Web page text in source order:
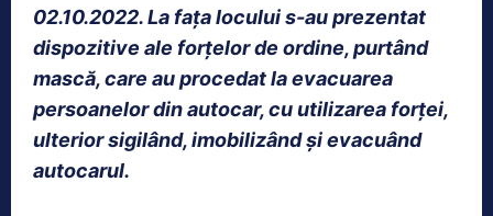
02.10.2022. La faţa locului s-au prezentat
dispozitive ale forţelor de ordine, purtând
mască, care au procedat la evacuarea
persoanelor din autocar, cu utilizarea forţei,
ulterior sigilând, imobilizând şi evacuând
autocarul.